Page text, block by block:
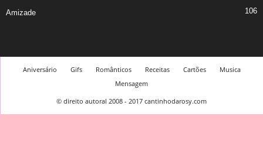
Amizade 106
Aniversário Gifs Românticos Receitas Cartões
Musica
Mensagem
© direito autoral 2008 - 2017 cantinhodarosy.com